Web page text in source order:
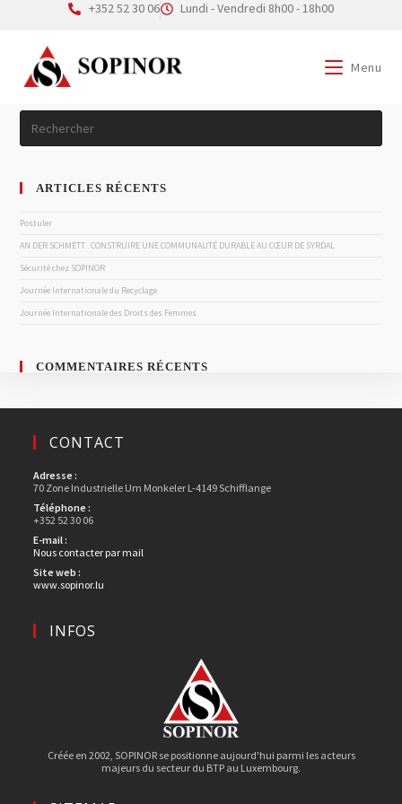
+352 52 30 06 Lundi - Vendredi 8h00 - 18h00
Menu
SEARCH
ARTICLES RÉCENTS
Postuler
AN DER SCHMËTT : CONSTRUIRE UNE COMMUNAUTÉ DURABLE AU CŒUR DE SYRDAL
Sécurité chez SOPINOR
Journée Internationale du Recyclage
Journée Internationale des Droits des Femmes
COMMENTAIRES RÉCENTS
CONTACT
Adresse :
70 Zone Industrielle Um Monkeler L-4149 Schifflange
Téléphone :
+352 52 30 06
E-mail :
Nous contacter par mail
Site web :
www.sopinor.lu
INFOS
Créée en 2002, SOPINOR se positionne aujourd'hui parmi les acteurs
majeurs du secteur du BTP au Luxembourg.